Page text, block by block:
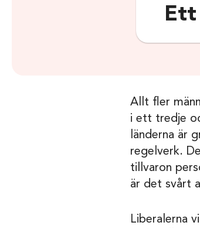
Ett
Allt fler
i ett tredje
länderna är
regelverk.
tillvaron
är det svårt
Liberalerna